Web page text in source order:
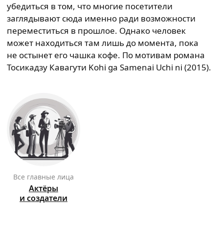
убедиться в том, что многие посетители
заглядывают сюда именно ради возможности
переместиться в прошлое. Однако человек
может находиться там лишь до момента, пока
не остынет его чашка кофе. По мотивам романа
Тосикадзу Кавагути Kohi ga Samenai Uchi ni (2015).
Все главные лица
Актёры
и создатели